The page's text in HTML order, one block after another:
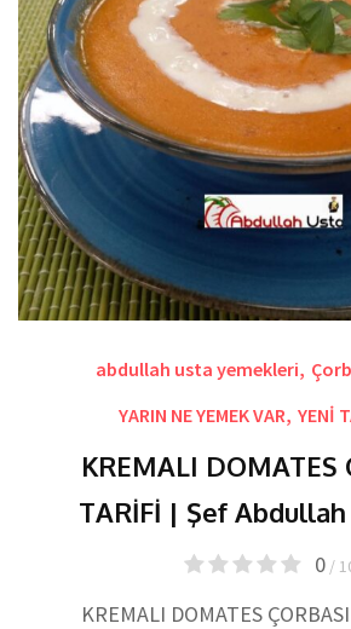
abdullah usta yemekleri,
YARIN NE YEMEK VAR, YENİ
KREMALI DOMATES
TARİFİ | Şef Abdullah
0/
KREMALI DOMATES